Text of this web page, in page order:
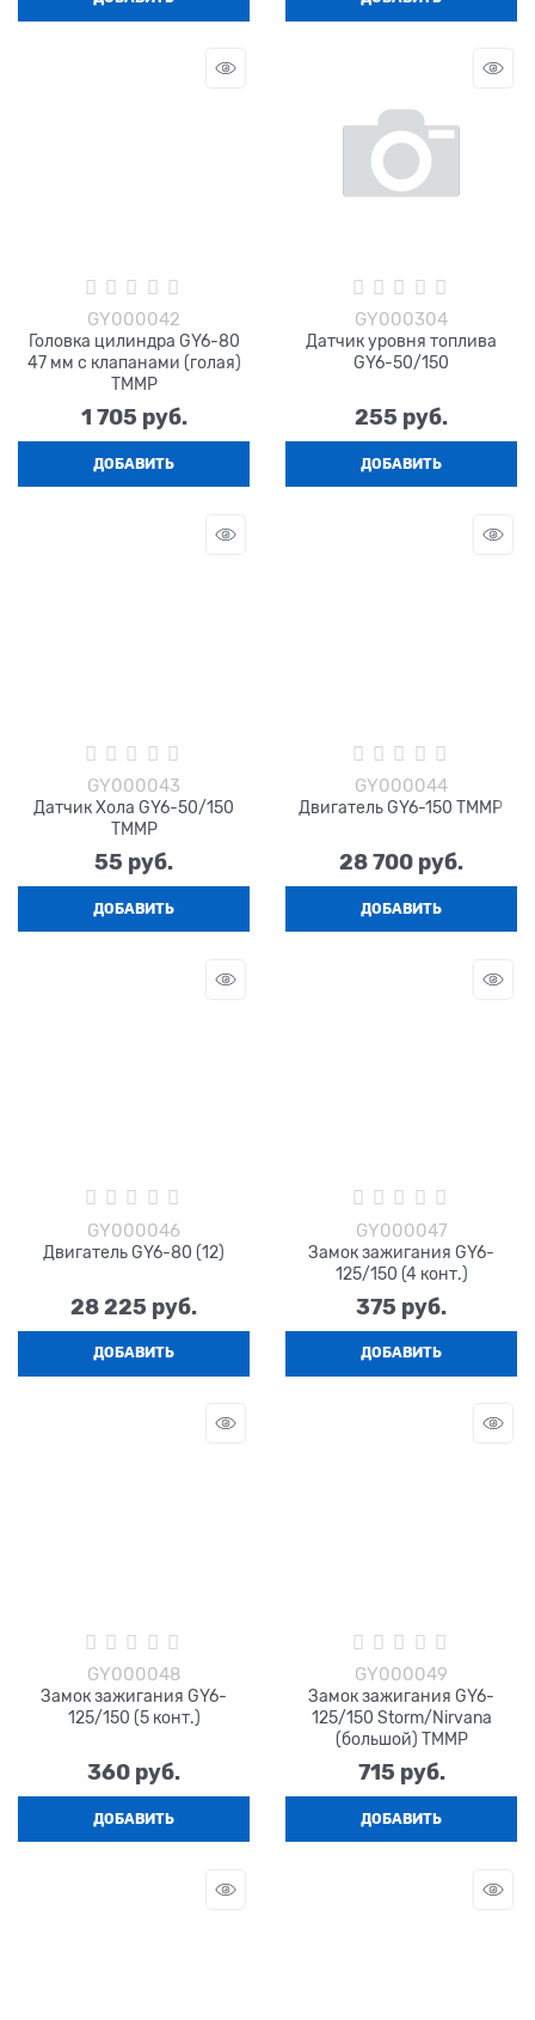
GY000042
Головка цилиндра GY6-80
47 мм с клапанами (голая)
TMMP
1 705 руб.
ДОБАВИТЬ
GY000304
Датчик уровня топлива
GY6-50/150
255 руб.
ДОБАВИТЬ
GY000043
Датчик Хола GY6-50/150
TMMP
55 руб.
ДОБАВИТЬ
GY000044
Двигатель GY6-150 TMMP
28 700 руб.
ДОБАВИТЬ
GY000046
Двигатель GY6-80 (12)
28 225 руб.
ДОБАВИТЬ
GY000047
Замок зажигания GY6-
125/150 (4 конт.)
375 руб.
ДОБАВИТЬ
GY000048
Замок зажигания GY6-
125/150 (5 конт.)
360 руб.
ДОБАВИТЬ
GY000049
Замок зажигания GY6-
125/150 Storm/Nirvana
(большой) TMMP
715 руб.
ДОБАВИТЬ